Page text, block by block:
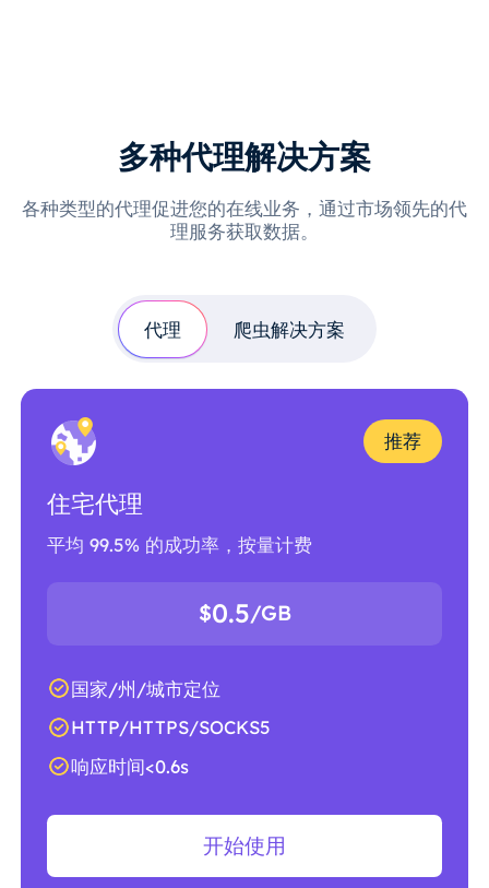
多种代理解决方案
各种类型的代理促进您的在线业务，通过市场领先的代
理服务获取数据。
代理 爬虫解决方案
推荐
住宅代理
平均 99.5% 的成功率，按量计费
$0.5/GB
国家/州/城市定位
HTTP/HTTPS/SOCKS5
响应时间<0.6s
开始使用